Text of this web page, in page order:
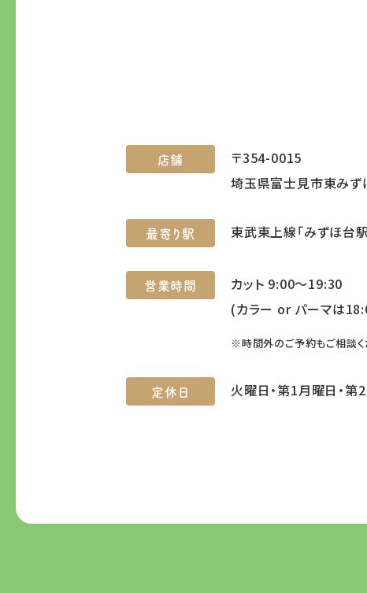
店舗
〒354-0015
埼玉県富士見市東み
最寄り駅 東武東上線「みずほ台
営業時間
カット 9:00～19:30
(カラー or パーマは
※時間外のご予約もご相談く
定休日 火曜日・第1月曜日・第